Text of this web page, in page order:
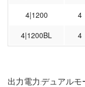
4|1200
4
4|1200BL
4
出力電力:デュアル